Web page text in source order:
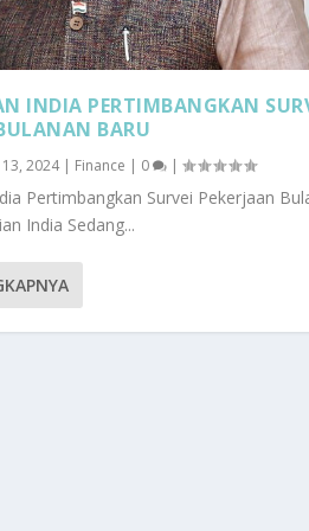
INDIA PERTIMBANGKAN
BARU
2024| Finance | 0 |
Pertimbangkan Survei Pekerjaan
India Sedang...